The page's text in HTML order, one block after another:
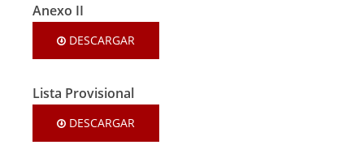
Anexo II
DESCARGAR
Lista Provisional
DESCARGAR